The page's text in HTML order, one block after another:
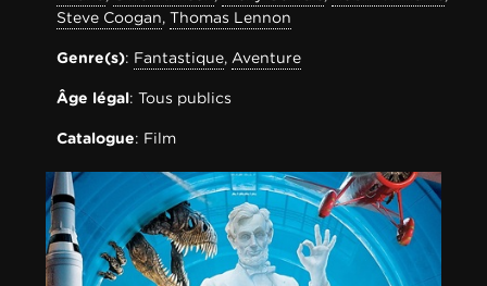
Steve Coogan, Thomas Lennon
Genre(s): Fantastique, Aventure
Âge légal: Tous publics
Catalogue: Film